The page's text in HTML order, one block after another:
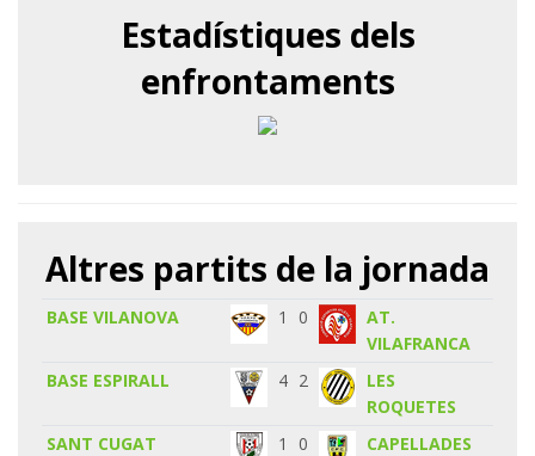
Estadístiques dels
enfrontaments
Altres partits de la jornada
BASE VILANOVA 1 0
AT.
VILAFRANCA
BASE ESPIRALL
4 2
LES
ROQUETES
SANT CUGAT
1 0 CAPELLADES